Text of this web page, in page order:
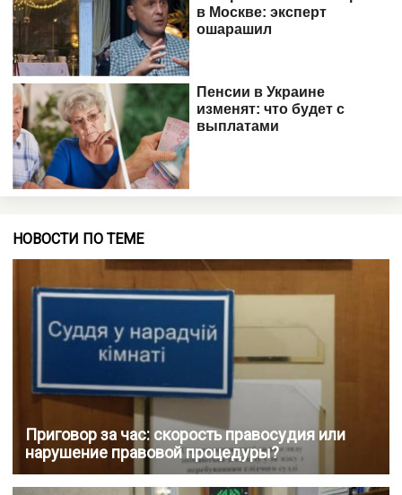
НОВОСТИ ПО ТЕМЕ
Приговор за час: скорость правосудия или
нарушение правовой процедуры?